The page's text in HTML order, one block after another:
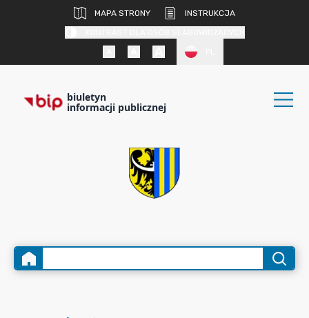
MAPA STRONY
INSTRUKCJA
biuletyn
informacji publicznej